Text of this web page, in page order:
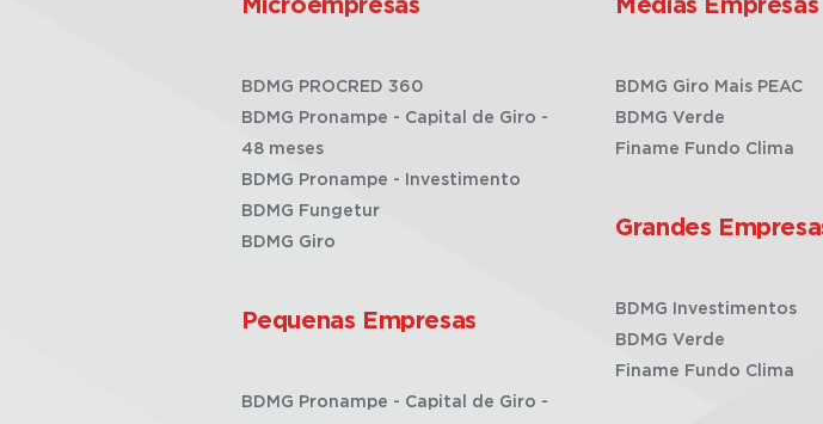
Microempresas
BDMG PROCRED 360
BDMG Pronampe - Capital de Giro -
48 meses
BDMG Pronampe - Investimento
BDMG Fungetur
BDMG Giro
Pequenas Empresas
BDMG Pronampe - Capital de Giro -
Médias Empresas
BDMG Giro Mais PEAC
BDMG Verde
Finame Fundo Clima
Grandes
BDMG Investimentos
BDMG Verde
Finame Fundo Clima